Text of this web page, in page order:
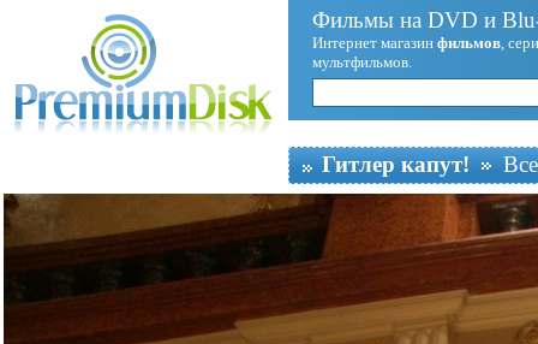
Фильмы на DVD и
Интернет магазин фильмов,
мультфильмов.
Гитлер капут!